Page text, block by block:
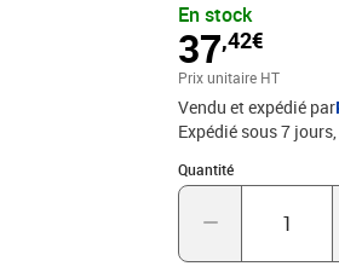
confirmés, ce
informés des
tel que les animaux,
En stock
37,42€
Prix unitaire HT
Vendu et expédié par
Expédié sous 7
Quantité
Quantité : 1